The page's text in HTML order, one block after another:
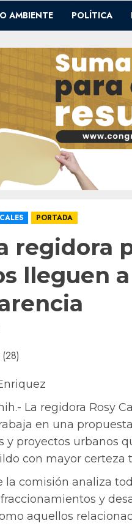
AMBIENTE POLÍTICA
PORTADA
regidora
lleguen
La regidora Rosy
en una
y proyectos urbanos
con mayor certeza
la comisión analiza
y
aquellos